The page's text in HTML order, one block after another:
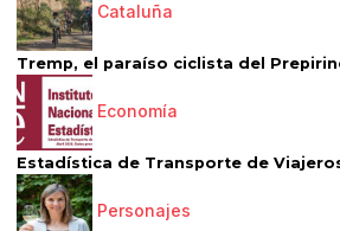
Cataluña
Tremp, el paraíso ciclista del
Economía
Estadística de Transporte de
Personajes